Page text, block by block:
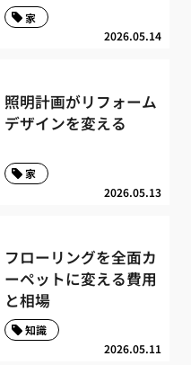
2026.05.14
家
照明計画がリフォーム
デザインを変える
2026.05.13
家
フローリングを全面カ
ーペットに変える費用
と相場
2026.05.11
知識